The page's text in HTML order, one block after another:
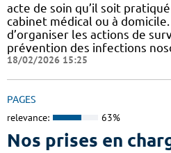
acte de soin qu’il soit
cabinet médical ou à
d’organiser les actions de
prévention des infections
18/02/2026 15:25
PAGES
relevance: 63%
Nos prises en